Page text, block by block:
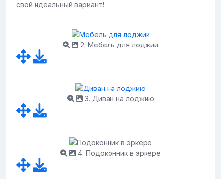
свой идеальный вариант!
2. Мебель для лоджии
3. Диван на лоджию
4. Подоконник в эркере